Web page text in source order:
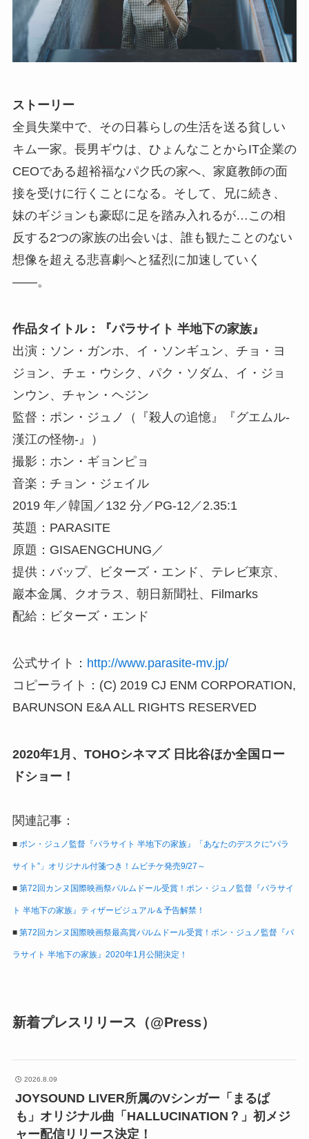
ストーリー
全員失業中で、その日暮らしの生活を送る貧しい
キム一家。長男ギウは、ひょんなことからIT企業の
CEOである超裕福なパク氏の家へ、家庭教師の面
接を受けに行くことになる。そして、兄に続き、
妹のギジョンも豪邸に足を踏み入れるが…この相
反する2つの家族の出会いは、誰も観たことのない
想像を超える悲喜劇へと猛烈に加速していく
――。
作品タイトル：『パラサイト 半地下の家族』
出演：ソン・ガンホ、イ・ソンギュン、チョ・ヨ
ジョン、チェ・ウシク、パク・ソダム、イ・ジョ
ンウン、チャン・ヘジン
監督：ポン・ジュノ（『殺人の追憶』『グエムル-
漢江の怪物-』）
撮影：ホン・ギョンピョ
音楽：チョン・ジェイル
2019 年／韓国／132 分／PG-12／2.35:1
英題：PARASITE
原題：GISAENGCHUNG／
提供：バップ、ビターズ・エンド、テレビ東京、
巖本金属、クオラス、朝日新聞社、Filmarks
配給：ビターズ・エンド
公式サイト： http://www.parasite-mv.jp/
コピーライト：(C) 2019 CJ ENM CORPORATION,
BARUNSON E&A ALL RIGHTS RESERVED
2020年1月、TOHOシネマズ 日比谷ほか全国ロー
ドショー！
関連記事：
■ ポン・ジュノ監督『パラサイト 半地下の家族』「あなたのデスクに“パラ
サイト”」オリジナル付箋つき！ムビチケ発売9/27～
■ 第72回カンヌ国際映画祭パルムドール受賞！ポン・ジュノ監督『パラサイ
ト 半地下の家族』ティザービジュアル＆予告解禁！
■ 第72回カンヌ国際映画祭最高賞パルムドール受賞！ポン・ジュノ監督『パ
ラサイト 半地下の家族』2020年1月公開決定！
新着プレスリリース（@Press）
2026.8.09
JOYSOUND LIVER所属のVシンガー「まるぱ
も」オリジナル曲「HALLUCINATION？」初メジ
ャー配信リリース決定！